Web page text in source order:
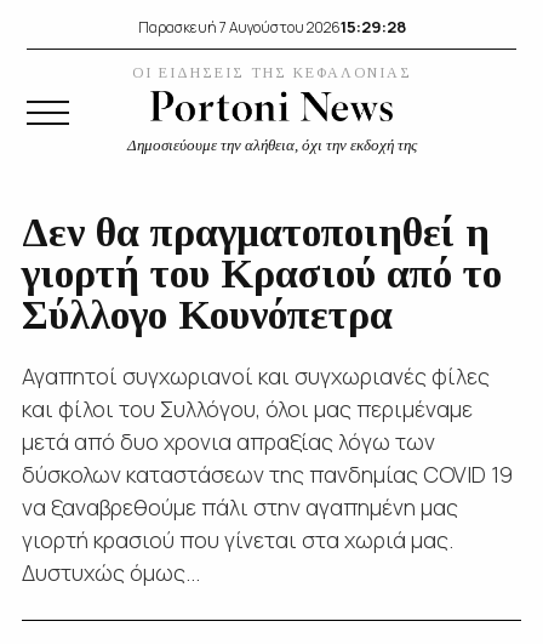
Παρασκευή 7 Αυγούστου 202615:29:28
ΟΙ ΕΙΔΗΣΕΙΣ ΤΗΣ ΚΕΦΑΛΟΝΙΑΣ
Δημοσιεύουμε την αλήθεια, όχι την εκδοχή της
Δεν θα πραγματοποιηθεί η
γιορτή του Κρασιού από το
Σύλλογο Κουνόπετρα
Αγαπητοί συγχωριανοί και συγχωριανές φίλες
και φίλοι του Συλλόγου, όλοι μας περιμέναμε
μετά από δυο χρονια απραξίας λόγω των
δύσκολων καταστάσεων της πανδημίας COVID 19
να ξαναβρεθούμε πάλι στην αγαπημένη μας
γιορτή κρασιού που γίνεται στα χωριά μας.
Δυστυχώς όμως...